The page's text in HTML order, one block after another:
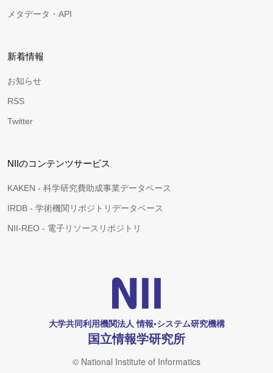
メタデータ・API
新着情報
お知らせ
RSS
Twitter
NIIのコンテンツサービス
KAKEN - 科学研究費助成事業データベース
IRDB - 学術機関リポジトリデータベース
NII-REO - 電子リソースリポジトリ
大学共同利用機関法人 情報•システム研究機構
国立情報学研究所
© National Institute of Informatics